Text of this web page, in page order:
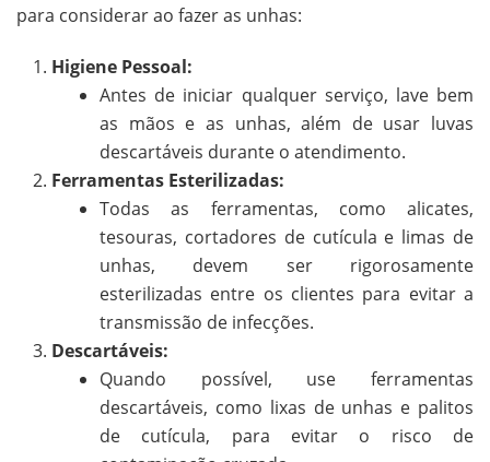
para considerar ao fazer as unhas:
Higiene Pessoal:
Antes de iniciar qualquer serviço, lave bem
as mãos e as unhas, além de usar luvas
descartáveis durante o atendimento.
Ferramentas Esterilizadas:
Todas as ferramentas, como alicates,
tesouras, cortadores de cutícula e limas de
unhas, devem ser rigorosamente
esterilizadas entre os clientes para evitar a
transmissão de infecções.
Descartáveis:
Quando possível, use ferramentas
descartáveis, como lixas de unhas e palitos
de cutícula, para evitar o risco de